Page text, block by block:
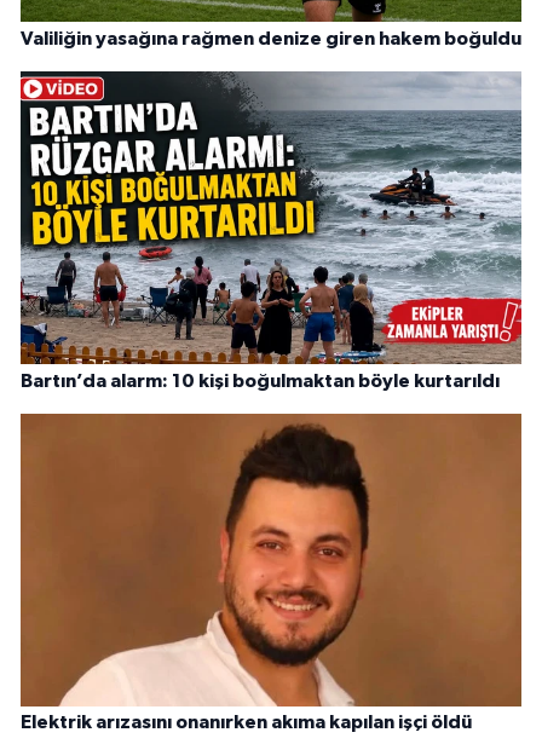
Valiliğin yasağına rağmen denize giren hakem boğuldu
Bartın’da alarm: 10 kişi boğulmaktan böyle kurtarıldı
Elektrik arızasını onanırken akıma kapılan işçi öldü